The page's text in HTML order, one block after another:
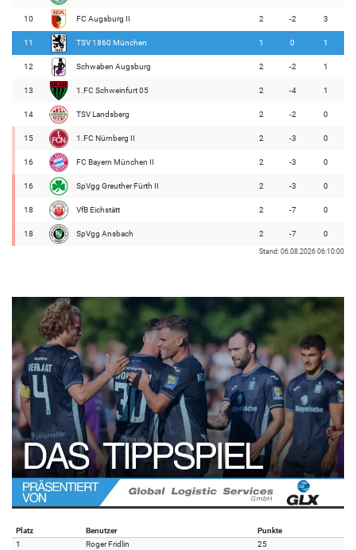
10 FC Augsburg II 2 -2 3
11 TSV 1860 München 1 0 1
12 Schwaben Augsburg 2 -2 1
13 1.FC Schweinfurt 05 2 -4 1
14 TSV Landsberg 2 -2 0
15 1.FC Nürnberg II 2 -3 0
16 FC Bayern München II 2 -3 0
16 SpVgg Greuther Fürth II 2 -3 0
18 VfB Eichstätt 2 -7 0
18 SpVgg Ansbach 2 -7 0
Stand: 06.08.2026 06:10:00
Platz Benutzer
Punkte
1
Roger Fridlin
25